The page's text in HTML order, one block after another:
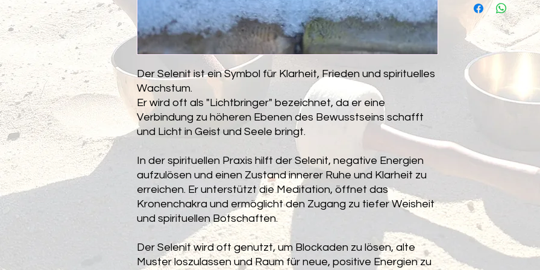
Der Selenit ist ein Symbol für Klarheit, Frieden und spirituelles
Wachstum.
Er wird oft als "Lichtbringer" bezeichnet, da er eine
Verbindung zu höheren Ebenen des Bewusstseins schafft
und Licht in Geist und Seele bringt.
In der spirituellen Praxis hilft der Selenit, negative Energien
aufzulösen und einen Zustand innerer Ruhe und Klarheit zu
erreichen. Er unterstützt die Meditation, öffnet das
Kronenchakra und ermöglicht den Zugang zu tiefer Weisheit
und spirituellen Botschaften.
Der Selenit wird oft genutzt, um Blockaden zu lösen, alte
Muster loszulassen und Raum für neue, positive Energien zu
Steins.
Aktuell versende
Es fällt eine